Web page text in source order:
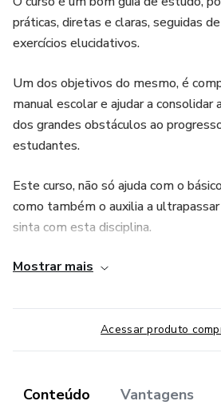
práticas, diretas e claras, seguidas
exercícios elucidativos.
Um dos objetivos do mesmo, é
manual escolar e ajudar a consolidar
dos grandes obstáculos ao
estudantes.
Este curso, não só ajuda com o
como também o auxilia a
sinta com esta disciplina.
Os diversos conceitos foram
ver os capítulos ou secções por
apenas aquilo de que precisa.
sugestões para que a matemática
Mostrar mais
Acessar produto
Conteúdo Vantagens